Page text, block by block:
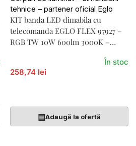
KIT banda LED dimabila cu
telecomanda EGLO FLEX 97927 –
RGB TW 10W 600lm 3000K –
258,74 lei
În stoc
▤Adaugă la ofertă